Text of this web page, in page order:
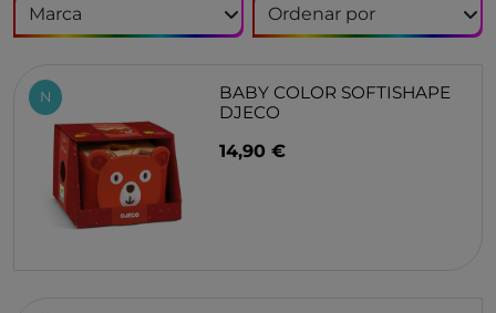
BABY COLOR SOFTISHAPE
DJECO
14,90 €
N